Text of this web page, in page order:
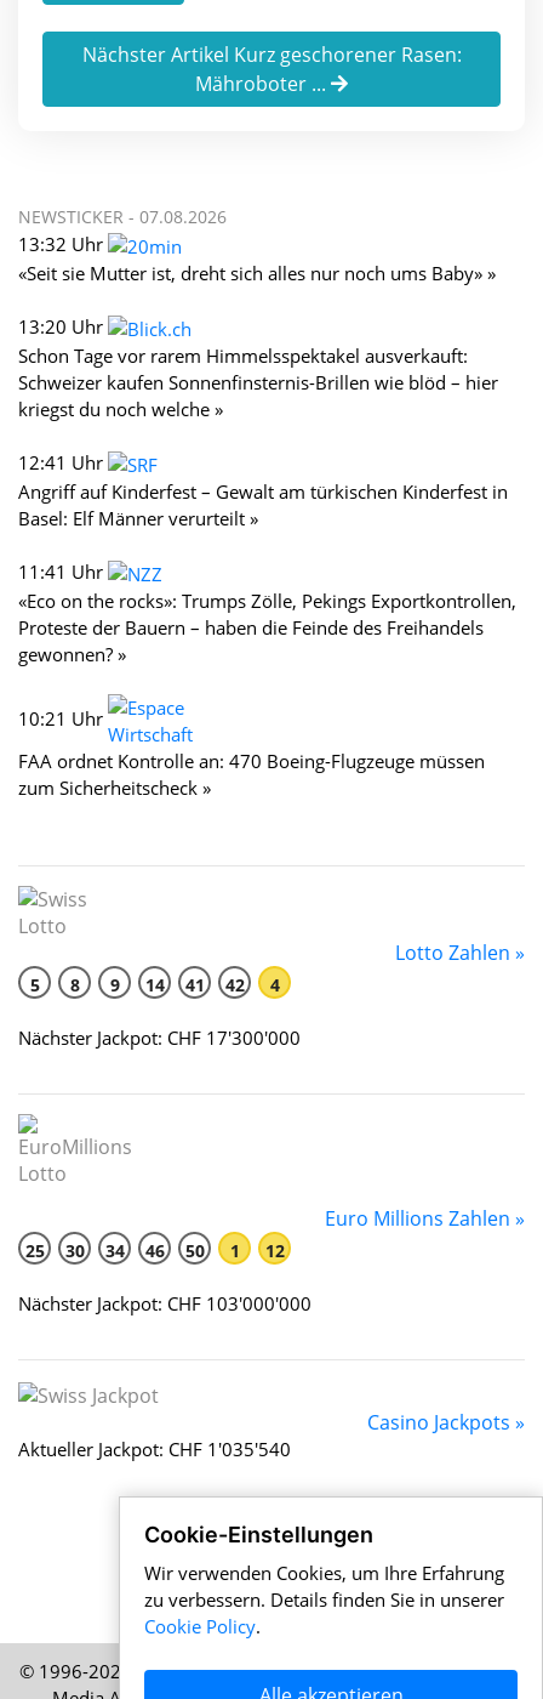
Nächster Artikel Kurz geschorener Rasen:
Mähroboter ...
NEWSTICKER - 07.08.2026
13:32 Uhr
«Seit sie Mutter ist, dreht sich alles nur noch ums Baby» »
13:20 Uhr
Schon Tage vor rarem Himmelsspektakel ausverkauft:
Schweizer kaufen Sonnenfinsternis-Brillen wie blöd – hier
kriegst du noch welche »
12:41 Uhr
Angriff auf Kinderfest – Gewalt am türkischen Kinderfest in
Basel: Elf Männer verurteilt »
11:41 Uhr
«Eco on the rocks»: Trumps Zölle, Pekings Exportkontrollen,
Proteste der Bauern – haben die Feinde des Freihandels
gewonnen? »
10:21 Uhr
FAA ordnet Kontrolle an: 470 Boeing-Flugzeuge müssen
zum Sicherheitscheck »
Lotto Zahlen »
5 8 9 14 41 42 4
Nächster Jackpot: CHF 17'300'000
Euro Millions Zahlen »
25 30 34 46 50 1 12
Nächster Jackpot: CHF 103'000'000
Casino Jackpots »
Aktueller Jackpot: CHF 1'035'540
© 1996-2026 Schweizernews.de – Eine Publikation der HELP
Cookie-Einstellungen
Wir verwenden Cookies, um Ihre Erfahrung
zu verbessern. Details finden Sie in unserer
Cookie Policy.